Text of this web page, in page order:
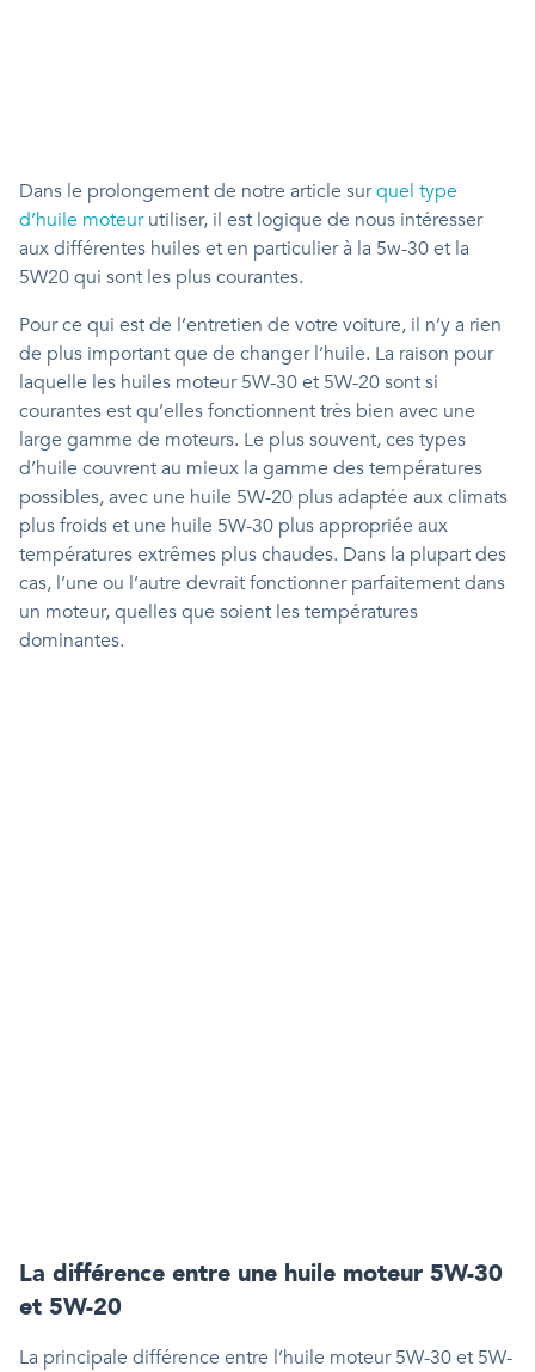
Dans le prolongement de notre article surquel type
d’huile moteurutiliser, il est logique de nous intéresser
aux différentes huiles et en particulier à la 5w-30 et la
5W20 qui sont les plus courantes.
Pour ce qui est de l’entretien de votre voiture, il n’y a rien
de plus important que de changer l’huile. La raison pour
laquelle les huiles moteur 5W-30 et 5W-20 sont si
courantes est qu’elles fonctionnent très bien avec une
large gamme de moteurs. Le plus souvent, ces types
d’huile couvrent au mieux la gamme des températures
possibles, avec une huile 5W-20 plus adaptée aux climats
plus froids et une huile 5W-30 plus appropriée aux
températures extrêmes plus chaudes. Dans la plupart des
cas, l’une ou l’autre devrait fonctionner parfaitement dans
un moteur, quelles que soient les températures
dominantes.
La différence entre une huile moteur 5W-30
et 5W-20
La principale différence entre l’huile moteur 5W-30 et 5W-